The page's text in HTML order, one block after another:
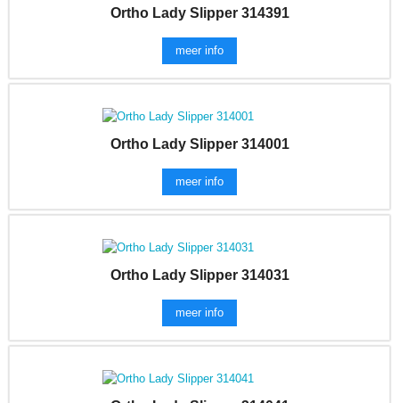
Ortho Lady Slipper 314391
meer info
Ortho Lady Slipper 314001
meer info
Ortho Lady Slipper 314031
meer info